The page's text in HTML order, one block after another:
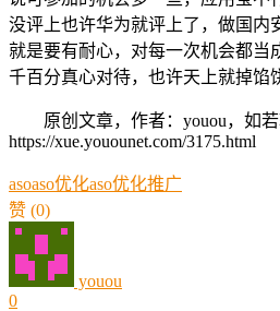
没评上也许华为就评上了，做国内
就是要有耐心，对每一次机会都当
千百分真心对待，也许天上就掉馅
原创文章，作者：youou，如
https://xue.youounet.com/3175.html
asoaso优化aso优化推广
赞 (0)
youou
0